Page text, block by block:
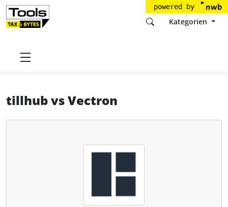
powered by
Kategorien
Startseite
tillhubvsVectron